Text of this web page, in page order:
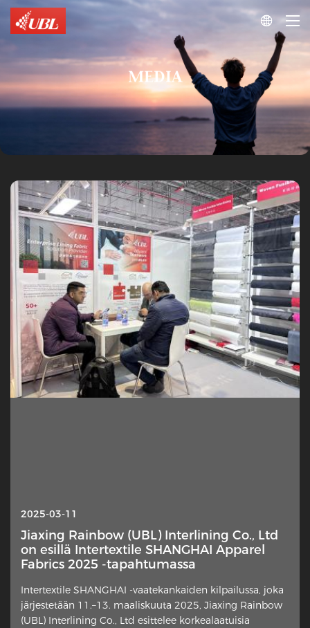

MEDIA
2025-10-13
Interlin — miksi tämä piilotettu kerros on
yhtäkkiä valokeilassa?
Hienovarainen vaaterakenteen elementti saa uutta
huomiota suunnittelijoilta, kotiompelijoilta ja alan
kommentaattoreilta. Ylimääräinen kangaskerros, joka on
asetettu ulkomateriaalien väärälle puolelle
2025-03-11
Jiaxing Rainbow (UBL) Interlining Co., Ltd
on esillä Intertextile SHANGHAI Apparel
Fabrics 2025 -tapahtumassa
Intertextile SHANGHAI -vaatekankaiden kilpailussa, joka
järjestetään 11.–13. maaliskuuta 2025, Jiaxing Rainbow
(UBL) Interlining Co., Ltd esittelee korkealaatuisia